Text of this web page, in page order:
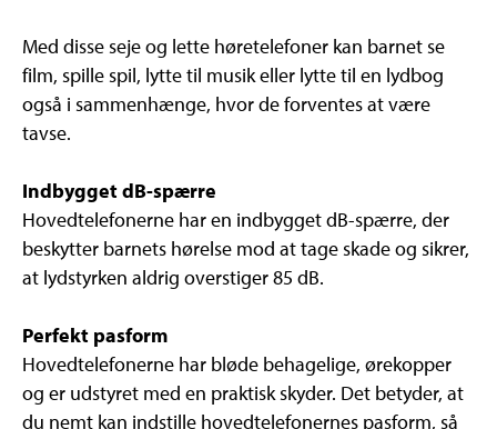
Med disse seje og lette høretelefoner kan barnet se
film, spille spil, lytte til musik eller lytte til en lydbog
også i sammenhænge, hvor de forventes at være
tavse.
Indbygget dB-spærre
Hovedtelefonerne har en indbygget dB-spærre, der
beskytter barnets hørelse mod at tage skade og sikrer,
at lydstyrken aldrig overstiger 85 dB.
Perfekt pasform
Hovedtelefonerne har bløde behagelige, ørekopper
og er udstyret med en praktisk skyder. Det betyder, at
du nemt kan indstille hovedtelefonernes pasform, så